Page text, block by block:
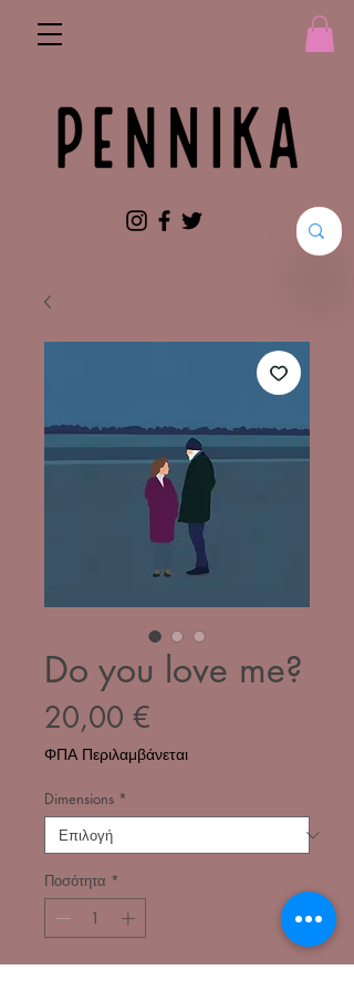
Do you love me?
20,00 €
ΦΠΑ Περιλαμβάνεται
Dimensions *
Ποσότητα *